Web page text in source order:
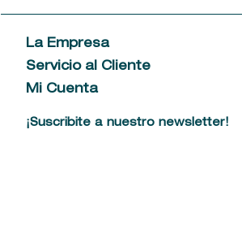
La Empresa
Acerca de las Fragancias
Ventas al por mayor
Política de entrega
Servicio al Cliente
Contáctanos
Mi Cuenta
¡Suscribite a nuestro newsletter!